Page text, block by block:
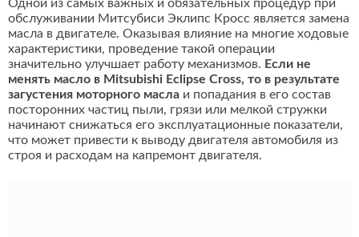
Одной из самых важных и обязательных процедур при
обслуживании Митсубиси Эклипс Кросс является замена
масла в двигателе. Оказывая влияние на многие ходовые
характеристики, проведение такой операции
значительно улучшает работу механизмов. Если не
менять масло в Mitsubishi Eclipse Cross, то в результате
загустения моторного масла и попадания в его состав
посторонних частиц пыли, грязи или мелкой стружки
начинают снижаться его эксплуатационные показатели,
что может привести к выводу двигателя автомобиля из
строя и расходам на капремонт двигателя.